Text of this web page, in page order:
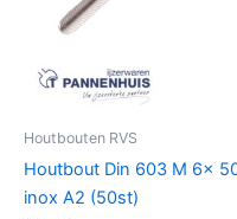
Houtbouten RVS
Houtbout Din 603 M 6x
inox A2 (50st)